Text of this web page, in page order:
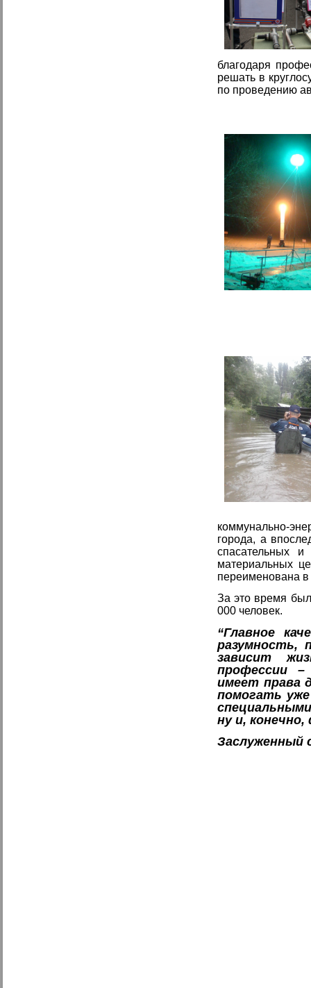
благодаря
решать в
по проведению
коммунально-
города, а
спасательных
материальных
переименована в
За это время
000 человек.
“Главное
разумность,
зависит
профессии
имеет права
помогать
ну и,
Заслуженный